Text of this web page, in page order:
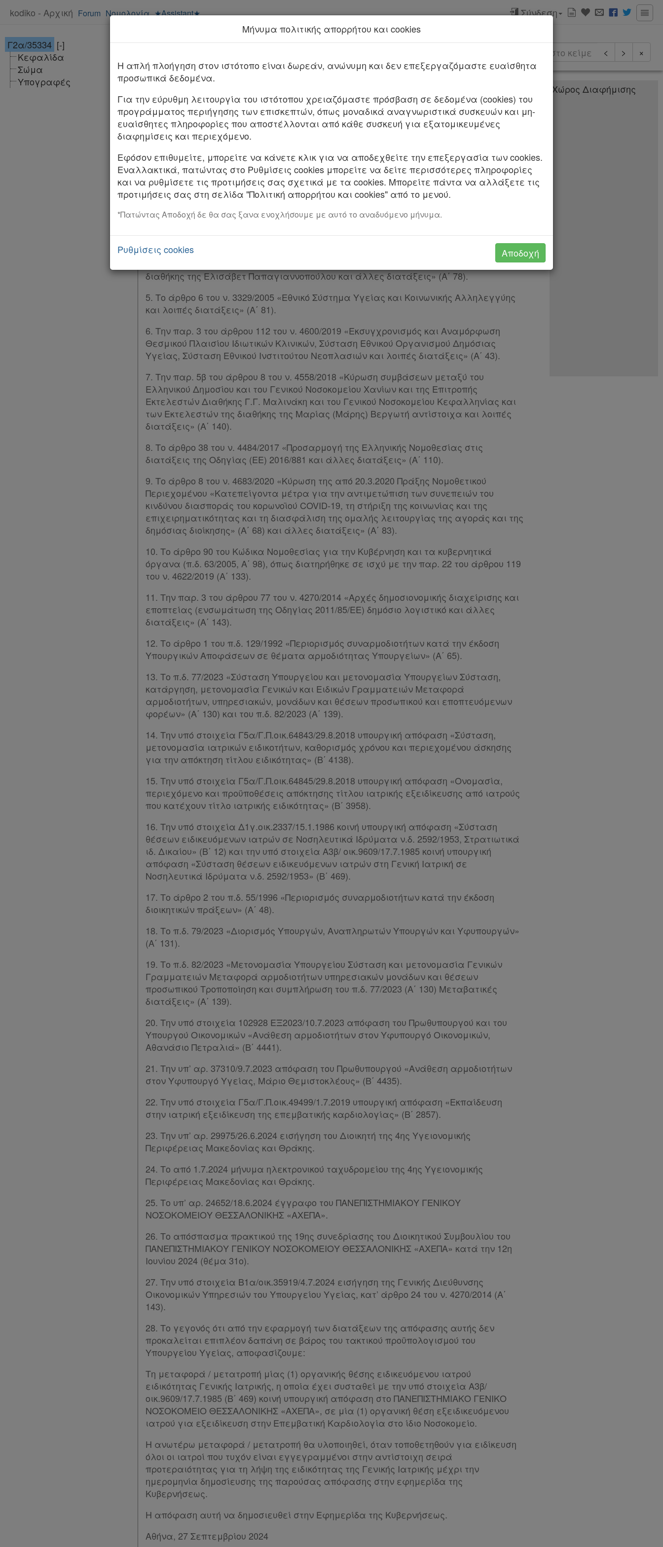
kodiko - Αρχική Forum Νομολογία ★Assistant★ Σύνδεση
Γ2α/35334 [-]
Κεφαλίδα
Σώμα
Υπογραφές
Νέα υπηρεσία Kodiko Assistant.
ΦΕΚ
< > ×
Γ2α/35334
Μεταφορά / μετατροπή οργανικής θέσης ειδικευόμενου ιατρού σε θέση
εξειδικευόμενου ιατρού στο ΠΑΝΕΠΙΣΤΗΜΙΑΚΟ ΓΕΝΙΚΟ ΝΟΣΟΚΟΜΕΙΟ ΘΕΣΣΑΛΟΝΙΚΗΣ
«ΑΧΕΠΑ».
ΟΙ ΥΦΥΠΟΥΡΓΟΙ ΕΘΝΙΚΗΣ ΟΙΚΟΝΟΜΙΑΣ ΚΑΙ ΟΙΚΟΝΟΜΙΚΩΝ ΥΓΕΙΑΣ
Έχοντας υπόψη: 1. Το άρθρο 38 του ν. 1397/1983 «Εθνικό Σύστημα Υγείας» (Α΄ 143).
2. Το άρθρο 83 του ν. 2071/1992 «Εκσυγχρονισμός και Οργάνωση Συστήματος Υγείας»
(Α΄ 123).
4. Το άρθρο 4 του ν. 4613/2019 «Κύρωση της σύμβασης δωρεάς μεταξύ του Ελληνικού
Δημοσίου, του Γενικού Νοσοκομείου Παίδων Πεντέλης και των συνεκτελεστών της
διαθήκης της Ελισάβετ Παπαγιαννοπούλου και άλλες διατάξεις» (Α΄ 78).
5. Το άρθρο 6 του ν. 3329/2005 «Εθνικό Σύστημα Υγείας και Κοινωνικής Αλληλεγγύης
και λοιπές διατάξεις» (Α΄ 81).
6. Την παρ. 3 του άρθρου 112 του ν. 4600/2019 «Εκσυγχρονισμός και Αναμόρφωση
Θεσμικού Πλαισίου Ιδιωτικών Κλινικών, Σύσταση Εθνικού Οργανισμού Δημόσιας
Υγείας, Σύσταση Εθνικού Ινστιτούτου Νεοπλασιών και λοιπές διατάξεις» (Α΄ 43).
7. Την παρ. 5β του άρθρου 8 του ν. 4558/2018 «Κύρωση συμβάσεων μεταξύ του
Ελληνικού Δημοσίου και του Γενικού Νοσοκομείου Χανίων και της Επιτροπής
Εκτελεστών Διαθήκης Γ.Γ. Μαλινάκη και του Γενικού Νοσοκομείου Κεφαλληνίας και
των Εκτελεστών της διαθήκης της Μαρίας (Μάρης) Βεργωτή αντίστοιχα και λοιπές
διατάξεις» (Α΄ 140).
8. Το άρθρο 38 του ν. 4484/2017 «Προσαρμογή της Ελληνικής Νομοθεσίας στις
διατάξεις της Οδηγίας (ΕΕ) 2016/881 και άλλες διατάξεις» (Α΄ 110).
9. Το άρθρο 8 του ν. 4683/2020 «Κύρωση της από 20.3.2020 Πράξης Νομοθετικού
Περιεχομένου «Κατεπείγοντα μέτρα για την αντιμετώπιση των συνεπειών του
κινδύνου διασποράς του κορωνοϊού COVID-19, τη στήριξη της κοινωνίας και της
επιχειρηματικότητας και τη διασφάλιση της ομαλής λειτουργίας της αγοράς και της
δημόσιας διοίκησης» (Α΄ 68) και άλλες διατάξεις» (Α΄ 83).
10. Το άρθρο 90 του Κώδικα Νομοθεσίας για την Κυβέρνηση και τα κυβερνητικά
όργανα (π.δ. 63/2005, Α΄ 98), όπως διατηρήθηκε σε ισχύ με την παρ. 22 του άρθρου 119
του ν. 4622/2019 (Α΄ 133).
11. Την παρ. 3 του άρθρου 77 του ν. 4270/2014 «Αρχές δημοσιονομικής διαχείρισης και
εποπτείας (ενσωμάτωση της Οδηγίας 2011/85/ΕΕ) δημόσιο λογιστικό και άλλες
διατάξεις» (Α΄ 143).
12. Το άρθρο 1 του π.δ. 129/1992 «Περιορισμός συναρμοδιοτήτων κατά την έκδοση
Υπουργικών Αποφάσεων σε θέματα αρμοδιότητας Υπουργείων» (Α΄ 65).
13. Το π.δ. 77/2023 «Σύσταση Υπουργείου και μετονομασία Υπουργείων Σύσταση,
κατάργηση, μετονομασία Γενικών και Ειδικών Γραμματειών Μεταφορά
αρμοδιοτήτων, υπηρεσιακών, μονάδων και θέσεων προσωπικού και εποπτευόμενων
φορέων» (Α΄ 130) και του π.δ. 82/2023 (Α΄ 139).
14. Την υπό στοιχεία Γ5α/Γ.Π.οικ.64843/29.8.2018 υπουργική απόφαση «Σύσταση,
μετονομασία ιατρικών ειδικοτήτων, καθορισμός χρόνου και περιεχομένου άσκησης
για την απόκτηση τίτλου ειδικότητας» (Β΄ 4138).
15. Την υπό στοιχεία Γ5α/Γ.Π.οικ.64845/29.8.2018 υπουργική απόφαση «Ονομασία,
περιεχόμενο και προϋποθέσεις απόκτησης τίτλου ιατρικής εξειδίκευσης από ιατρούς
που κατέχουν τίτλο ιατρικής ειδικότητας» (Β΄ 3958).
16. Την υπό στοιχεία Δ1γ.οικ.2337/15.1.1986 κοινή υπουργική απόφαση «Σύσταση
θέσεων ειδικευόμενων ιατρών σε Νοσηλευτικά Ιδρύματα ν.δ. 2592/1953, Στρατιωτικά
ιδ. Δικαίου» (Β΄ 12) και την υπό στοιχεία Α3β/ οικ.9609/17.7.1985 κοινή υπουργική
απόφαση «Σύσταση θέσεων ειδικευόμενων ιατρών στη Γενική Ιατρική σε
Νοσηλευτικά Ιδρύματα ν.δ. 2592/1953» (Β΄ 469).
17. Το άρθρο 2 του π.δ. 55/1996 «Περιορισμός συναρμοδιοτήτων κατά την έκδοση
διοικητικών πράξεων» (Α΄ 48).
18. Το π.δ. 79/2023 «Διορισμός Υπουργών, Αναπληρωτών Υπουργών και Υφυπουργών»
(Α΄ 131).
19. Το π.δ. 82/2023 «Μετονομασία Υπουργείου Σύσταση και μετονομασία Γενικών
Γραμματειών Μεταφορά αρμοδιοτήτων υπηρεσιακών μονάδων και θέσεων
προσωπικού Τροποποίηση και συμπλήρωση του π.δ. 77/2023 (Α΄ 130) Μεταβατικές
διατάξεις» (Α΄ 139).
20. Την υπό στοιχεία 102928 ΕΞ2023/10.7.2023 απόφαση του Πρωθυπουργού και του
Υπουργού Οικονομικών «Ανάθεση αρμοδιοτήτων στον Υφυπουργό Οικονομικών,
Αθανάσιο Πετραλιά» (Β΄ 4441).
21. Την υπ’ αρ. 37310/9.7.2023 απόφαση του Πρωθυπουργού «Ανάθεση αρμοδιοτήτων
στον Υφυπουργό Υγείας, Μάριο Θεμιστοκλέους» (Β΄ 4435).
22. Την υπό στοιχεία Γ5α/Γ.Π.οικ.49499/1.7.2019 υπουργική απόφαση «Εκπαίδευση
στην ιατρική εξειδίκευση της επεμβατικής καρδιολογίας» (Β΄ 2857).
23. Την υπ’ αρ. 29975/26.6.2024 εισήγηση του Διοικητή της 4ης Υγειονομικής
Περιφέρειας Μακεδονίας και Θράκης.
24. Το από 1.7.2024 μήνυμα ηλεκτρονικού ταχυδρομείου της 4ης Υγειονομικής
Περιφέρειας Μακεδονίας και Θράκης.
25. Το υπ’ αρ. 24652/18.6.2024 έγγραφο του ΠΑΝΕΠΙΣΤΗΜΙΑΚΟΥ ΓΕΝΙΚΟΥ
ΝΟΣΟΚΟΜΕΙΟΥ ΘΕΣΣΑΛΟΝΙΚΗΣ «ΑΧΕΠΑ».
26. Το απόσπασμα πρακτικού της 19ης συνεδρίασης του Διοικητικού Συμβουλίου του
ΠΑΝΕΠΙΣΤΗΜΙΑΚΟΥ ΓΕΝΙΚΟΥ ΝΟΣΟΚΟΜΕΙΟΥ ΘΕΣΣΑΛΟΝΙΚΗΣ «ΑΧΕΠΑ» κατά την 12η
Ιουνίου 2024 (θέμα 31ο).
27. Την υπό στοιχεία Β1α/οικ.35919/4.7.2024 εισήγηση της Γενικής Διεύθυνσης
Οικονομικών Υπηρεσιών του Υπουργείου Υγείας, κατ’ άρθρο 24 του ν. 4270/2014 (Α΄
143).
28. Το γεγονός ότι από την εφαρμογή των διατάξεων της απόφασης αυτής δεν
προκαλείται επιπλέον δαπάνη σε βάρος του τακτικού προϋπολογισμού του
Υπουργείου Υγείας, αποφασίζουμε:
Τη μεταφορά / μετατροπή μίας (1) οργανικής θέσης ειδικευόμενου ιατρού
ειδικότητας Γενικής Ιατρικής, η οποία έχει συσταθεί με την υπό στοιχεία Α3β/
οικ.9609/17.7.1985 (Β΄ 469) κοινή υπουργική απόφαση στο ΠΑΝΕΠΙΣΤΗΜΙΑΚΟ ΓΕΝΙΚΟ
ΝΟΣΟΚΟΜΕΙΟ ΘΕΣΣΑΛΟΝΙΚΗΣ «ΑΧΕΠΑ», σε μία (1) οργανική θέση εξειδικευόμενου
ιατρού για εξειδίκευση στην Επεμβατική Καρδιολογία στο ίδιο Νοσοκομείο.
Η ανωτέρω μεταφορά / μετατροπή θα υλοποιηθεί, όταν τοποθετηθούν για ειδίκευση
όλοι οι ιατροί που τυχόν είναι εγγεγραμμένοι στην αντίστοιχη σειρά
προτεραιότητας για τη λήψη της ειδικότητας της Γενικής Ιατρικής μέχρι την
ημερομηνία δημοσίευσης της παρούσας απόφασης στην εφημερίδα της
Κυβερνήσεως.
Η απόφαση αυτή να δημοσιευθεί στην Εφημερίδα της Κυβερνήσεως.
Αθήνα, 27 Σεπτεμβρίου 2024
Μήνυμα πολιτικής απορρήτου και cookies
H απλή πλοήγηση στον ιστότοπο είναι δωρεάν, ανώνυμη και δεν επεξεργαζόμαστε ευαίσθητα
προσωπικά δεδομένα.
Για την εύρυθμη λειτουργία του ιστότοπου χρειαζόμαστε πρόσβαση σε δεδομένα (cookies) του
προγράμματος περιήγησης των επισκεπτών, όπως μοναδικά αναγνωριστικά συσκευών και μη-
ευαίσθητες πληροφορίες που αποστέλλονται από κάθε συσκευή για εξατομικευμένες
διαφημίσεις και περιεχόμενο.
Εφόσον επιθυμείτε, μπορείτε να κάνετε κλικ για να αποδεχθείτε την επεξεργασία των cookies.
Εναλλακτικά, πατώντας στο Ρυθμίσεις cookies μπορείτε να δείτε περισσότερες πληροφορίες
και να ρυθμίσετε τις προτιμήσεις σας σχετικά με τα cookies. Μπορείτε πάντα να αλλάξετε τις
προτιμήσεις σας στη σελίδα "Πολιτική απορρήτου και cookies" από το μενού.
*Πατώντας Αποδοχή δε θα σας ξανα ενοχλήσουμε με αυτό το αναδυόμενο μήνυμα.
Ρυθμίσεις cookies Αποδοχή